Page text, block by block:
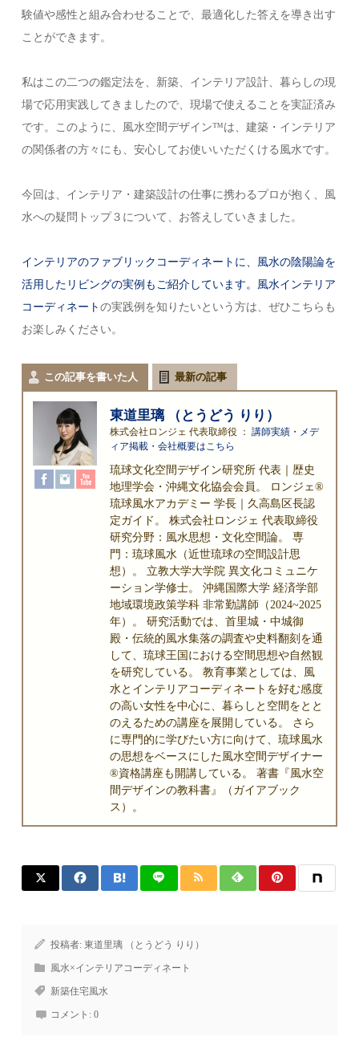
験値や感性と組み合わせることで、最適化した答えを導き出す
ことができます。
私はこの二つの鑑定法を、新築、インテリア設計、暮らしの現
場で応用実践してきましたので、現場で使えることを実証済み
です。このように、風水空間デザイン™️は、建築・インテリア
の関係者の方々にも、安心してお使いいただくける風水です。
今回は、インテリア・建築設計の仕事に携わるプロが抱く、風
水への疑問トップ３について、お答えしていきました。
インテリアのファブリックコーディネートに、風水の陰陽論を
活用したリビングの実例もご紹介しています。風水インテリア
コーディネートの実践例を知りたいという方は、ぜひこちらも
お楽しみください。
この記事を書いた人 最新の記事
東道里璃 （とうどう りり）
株式会社ロンジェ 代表取締役 ：講師実績・メデ
ィア掲載・会社概要はこちら
琉球文化空間デザイン研究所 代表｜歴史
地理学会・沖縄文化協会会員。 ロンジェ®
琉球風水アカデミー 学長｜久高島区長認
定ガイド。 株式会社ロンジェ 代表取締役
研究分野：風水思想・文化空間論。 専
門：琉球風水（近世琉球の空間設計思
想）。 立教大学大学院 異文化コミュニケ
ーション学修士。 沖縄国際大学 経済学部
地域環境政策学科 非常勤講師（2024~2025
年）。 研究活動では、首里城・中城御
殿・伝統的風水集落の調査や史料翻刻を通
して、琉球王国における空間思想や自然観
を研究している。 教育事業としては、風
水とインテリアコーディネートを好む感度
の高い女性を中心に、暮らしと空間をとと
のえるための講座を展開している。 さら
に専門的に学びたい方に向けて、琉球風水
の思想をベースにした風水空間デザイナー
®資格講座も開講している。 著書『風水空
間デザインの教科書』（ガイアブック
ス）。
投稿者:東道里璃 （とうどう りり）
風水×インテリアコーディネート
新築住宅風水
コメント:0